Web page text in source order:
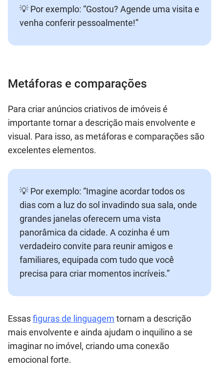
💡 Por exemplo: “Gostou? Agende uma visita e
venha conferir pessoalmente!”
Metáforas e comparações
Para criar anúncios criativos de imóveis é
importante tornar a descrição mais envolvente e
visual. Para isso, as metáforas e comparações são
excelentes elementos.
💡 Por exemplo: “Imagine acordar todos os
dias com a luz do sol invadindo sua sala, onde
grandes janelas oferecem uma vista
panorâmica da cidade. A cozinha é um
verdadeiro convite para reunir amigos e
familiares, equipada com tudo que você
precisa para criar momentos incríveis.”
Essasfiguras de linguagem tornam a descrição
mais envolvente e ainda ajudam o inquilino a se
imaginar no imóvel, criando uma conexão
emocional forte.